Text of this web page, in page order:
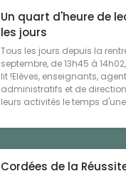
Un quart d'heure de
les jours
Tous les jours depuis la
septembre, de 13h45 à
lit !Elèves, enseignants,
administratifs et de
leurs activités le temps d'une
Cordées de la